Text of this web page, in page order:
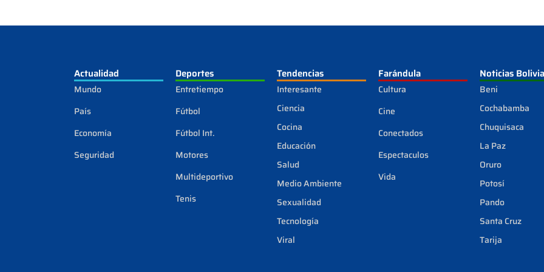
Actualidad
Mundo
País
Economía
Seguridad
Deportes
Entretiempo
Fútbol
Fútbol Int.
Motores
Multideportivo
Tenis
Tendencias
Interesante
Ciencia
Cocina
Educación
Salud
Medio Ambiente
Sexualidad
Tecnología
Viral
Farándula
Cultura
Cine
Conectados
Espectaculos
Vida
Noticias Bolivia
Beni
Cochabamba
Chuquisaca
La Paz
Oruro
Potosí
Pando
Santa Cruz
Tarija